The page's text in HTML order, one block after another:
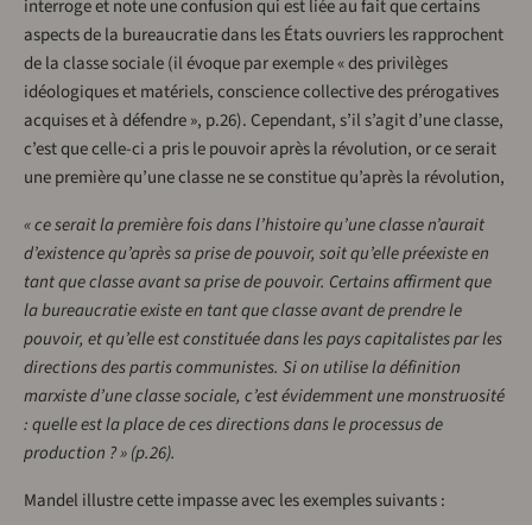
interroge et note une confusion qui est liée au fait que certains
aspects de la bureaucratie dans les États ouvriers les rapprochent
de la classe sociale (il évoque par exemple « des privilèges
idéologiques et matériels, conscience collective des prérogatives
acquises et à défendre », p.26). Cependant, s’il s’agit d’une classe,
c’est que celle-ci a pris le pouvoir après la révolution, or ce serait
une première qu’une classe ne se constitue qu’après la révolution,
« ​​ce serait la première fois dans l’histoire qu’une classe n’aurait
d’existence qu’après sa prise de pouvoir, soit qu’elle préexiste en
tant que classe avant sa prise de pouvoir. Certains affirment que
la bureaucratie existe en tant que classe avant de prendre le
pouvoir, et qu’elle est constituée dans les pays capitalistes par les
directions des partis communistes. Si on utilise la définition
marxiste d’une classe sociale, c’est évidemment une monstruosité
: quelle est la place de ces directions dans le processus de
production ? » (p.26).
Mandel illustre cette impasse avec les exemples suivants :